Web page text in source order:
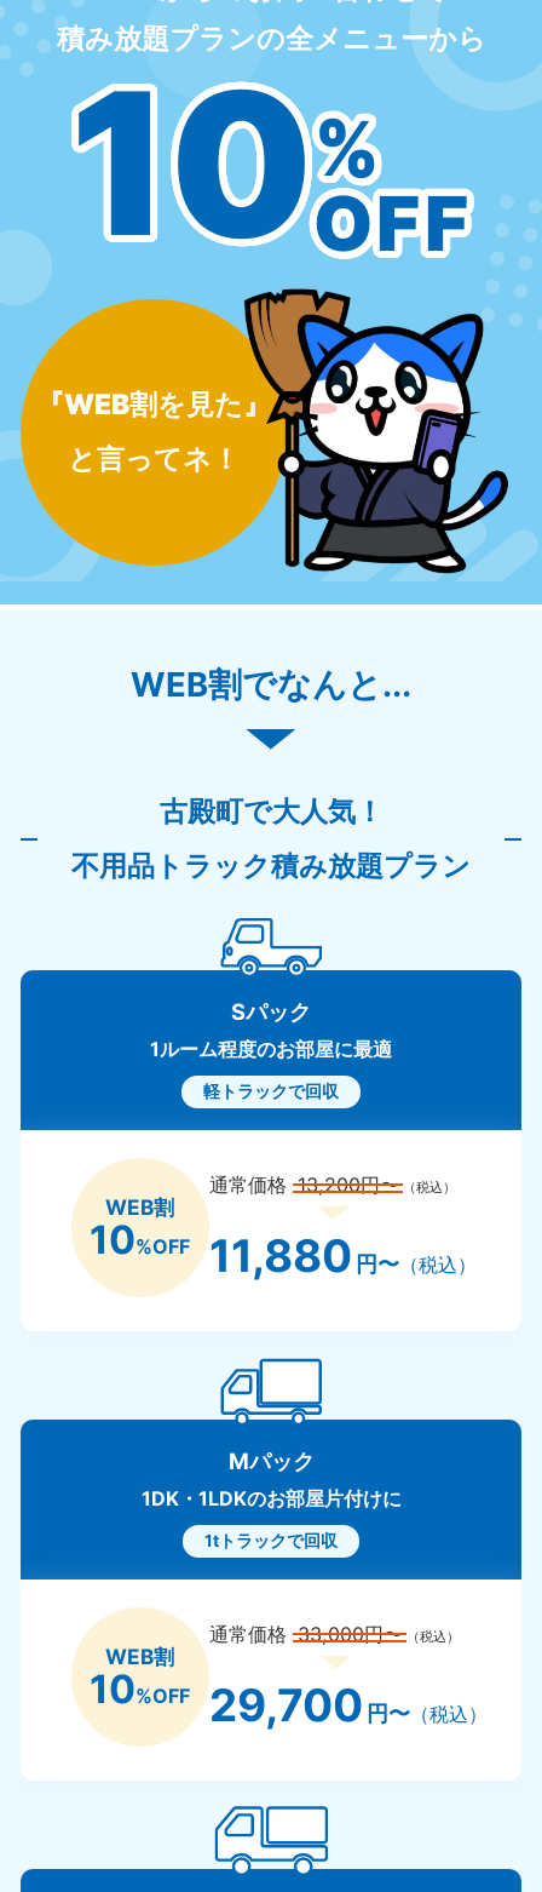
積み放題プランの全メニューから
10%
OFF
『WEB割を見た』
と言ってネ！
WEB割でなんと...
古殿町で大人気！
不用品トラック積み放題プラン
Sパック
1ルーム程度のお部屋に最適
軽トラックで回収
WEB割
10%OFF
通常価格13,200円〜 （税込）
11,880 円〜（税込）
Mパック
1DK・1LDKのお部屋片付けに
1tトラックで回収
WEB割
10%OFF
通常価格33,000円〜 （税込）
29,700 円〜（税込）